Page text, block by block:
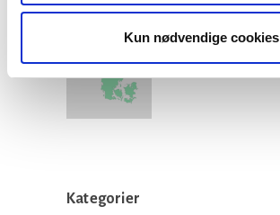
Kun nødvendige cookies
Stiftsgrænser
Kategorier